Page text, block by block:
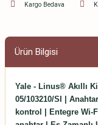
Kargo Bedava
Ürün Bilgisi
Yale - Linus® Akıllı
05/103210/SI |
kontrol | Entegre Wi-